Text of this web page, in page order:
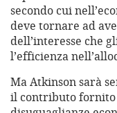
secondo cui
deve tornare ad
dell’interesse che
l’efficienza
Ma Atkinson sarà
il contributo fornito